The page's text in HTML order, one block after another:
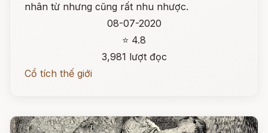
nhân từ nhưng cũng rất nhu nhược.
08-07-2020
⭐ 4.8
3,981 lượt đọc
Cổ tích thế giới